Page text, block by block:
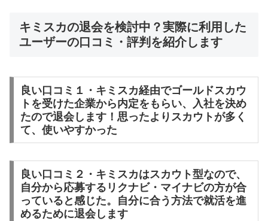
キミスカの退会を検討中？実際に利用した
ユーザーの口コミ・評判を紹介します
良い口コミ１・キミスカ経由でゴールドスカウ
トを受けた企業から内定をもらい、入社を決め
たので退会します！思ったよりスカウトが多く
て、使いやすかった
良い口コミ２・キミスカはスカウト型なので、
自分から応募するリクナビ・マイナビの方が合
っていると感じた。自分に合う方法で就活を進
めるために退会します